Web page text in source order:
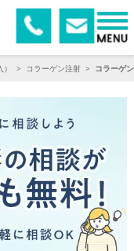
> コラーゲン注射 > コラーゲ